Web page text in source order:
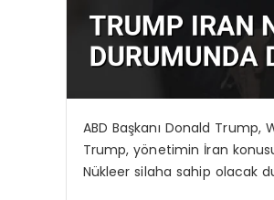
ABD Başkanı Donald Trump,
Trump, yönetimin İran
Nükleer silaha sahip olacak